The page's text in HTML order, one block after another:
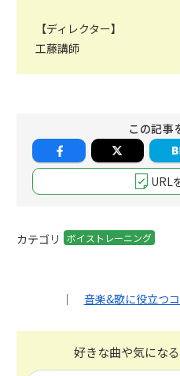
【ディレクター】
工藤講師
この記事
URL
カテゴリ ボイストレーニング
｜ 音楽&歌に役立つ
好きな曲や気になる